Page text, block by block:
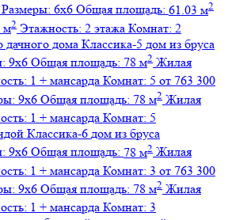
Размеры: 6х6 Общая площадь: 61.03 м2
м2 Этажность: 2 этажа Комнат: 2
дом из бруса
9х6 Общая площадь: 78 м2 Жилая
1 + мансарда Комнат: 5 от 763 300
9х6 Общая площадь: 78 м2 Жилая
1 + мансарда Комнат: 5
дом из бруса
9х6 Общая площадь: 78 м2 Жилая
1 + мансарда Комнат: 3 от 763 300
9х6 Общая площадь: 78 м2 Жилая
1 + мансарда Комнат: 3